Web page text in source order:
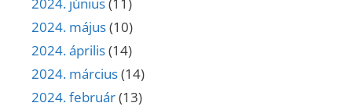
2024. május(10)
2024. április(14)
2024. március(14)
2024. február(13)